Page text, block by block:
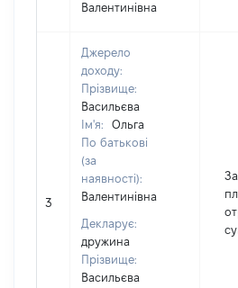
Валентинівна
3
Джерело
доходу:
Прізвище:
Васильєва
Ім'я:
Ольга
По батькові
(за
наявності):
Валентинівна
Декларує:
дружина
Прізвище:
Васильєва